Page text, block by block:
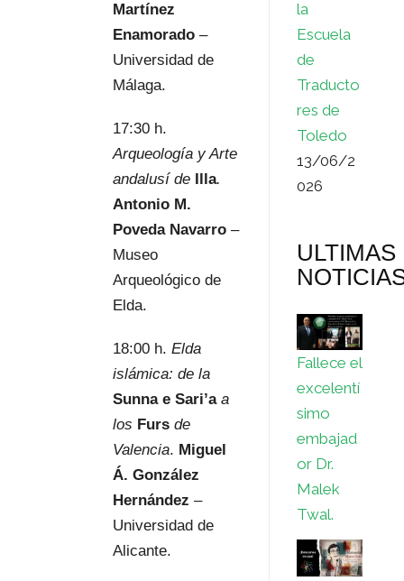
Martínez
Enamorado–
Universidad de
Málaga.
17:30 h.
Arqueología y Arte
andalusí de Illa.
Antonio M.
Poveda Navarro–
Museo
Arqueológico de
Elda.
18:00 h. Elda
islámica: de la
Sunna e Sari’a a
los Furs de
Valencia. Miguel
Á. González
Hernández –
Universidad de
Alicante.
la
Escuela
de
Traducto
res de
Toledo
13/06/2
026
ULTIMAS
Fallece el
excelentí
simo
embajad
or Dr.
Malek
Twal.